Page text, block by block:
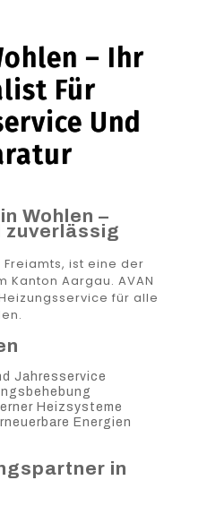
– Ihr
Für
Und
Wohlen –
zuverlässig
ist eine der
Kanton Aargau. AVAN
für alle
Jahresservice
Heizsysteme
Energien
in